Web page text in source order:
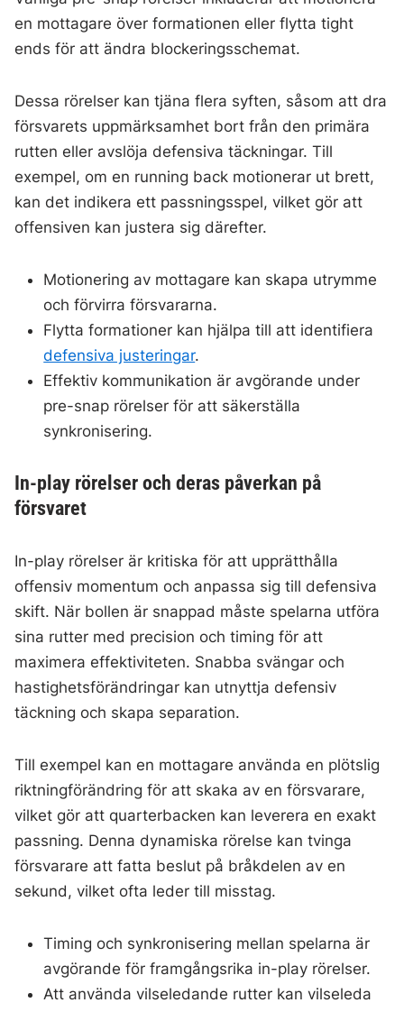
en mottagare över formationen eller flytta tight
ends för att ändra blockeringsschemat.
Dessa rörelser kan tjäna flera syften, såsom att dra
försvarets uppmärksamhet bort från den primära
rutten eller avslöja defensiva täckningar. Till
exempel, om en running back motionerar ut brett,
kan det indikera ett passningsspel, vilket gör att
offensiven kan justera sig därefter.
Motionering av mottagare kan skapa utrymme
och förvirra försvararna.
Flytta formationer kan hjälpa till att identifiera
defensiva justeringar.
Effektiv kommunikation är avgörande under
pre-snap rörelser för att säkerställa
synkronisering.
In-play rörelser och deras påverkan på
försvaret
In-play rörelser är kritiska för att upprätthålla
offensiv momentum och anpassa sig till defensiva
skift. När bollen är snappad måste spelarna utföra
sina rutter med precision och timing för att
maximera effektiviteten. Snabba svängar och
hastighetsförändringar kan utnyttja defensiv
täckning och skapa separation.
Till exempel kan en mottagare använda en plötslig
riktningförändring för att skaka av en försvarare,
vilket gör att quarterbacken kan leverera en exakt
passning. Denna dynamiska rörelse kan tvinga
försvarare att fatta beslut på bråkdelen av en
sekund, vilket ofta leder till misstag.
Timing och synkronisering mellan spelarna är
avgörande för framgångsrika in-play rörelser.
Att använda vilseledande rutter kan vilseleda